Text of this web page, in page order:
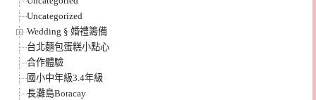
Uncategorized
Wedding § 婚禮籌備
台北麵包蛋糕小點心
合作體驗
國小中年級3.4年級
長灘島Boracay